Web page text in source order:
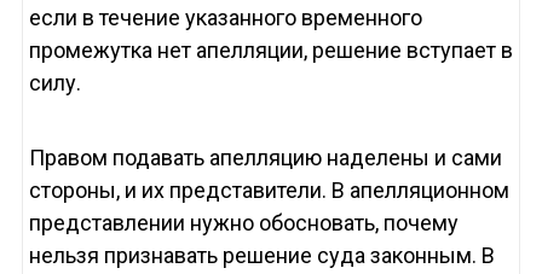
если в течение указанного временного
промежутка нет апелляции, решение вступает в
силу.
Правом подавать апелляцию наделены и сами
стороны, и их представители. В апелляционном
представлении нужно обосновать, почему
нельзя признавать решение суда законным. В